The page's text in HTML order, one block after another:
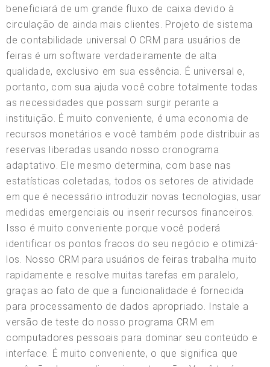
beneficiará de um grande fluxo de caixa devido à
circulação de ainda mais clientes. Projeto de sistema
de contabilidade universal O CRM para usuários de
feiras é um software verdadeiramente de alta
qualidade, exclusivo em sua essência. É universal e,
portanto, com sua ajuda você cobre totalmente todas
as necessidades que possam surgir perante a
instituição. É muito conveniente, é uma economia de
recursos monetários e você também pode distribuir as
reservas liberadas usando nosso cronograma
adaptativo. Ele mesmo determina, com base nas
estatísticas coletadas, todos os setores de atividade
em que é necessário introduzir novas tecnologias, usar
medidas emergenciais ou inserir recursos financeiros.
Isso é muito conveniente porque você poderá
identificar os pontos fracos do seu negócio e otimizá-
los. Nosso CRM para usuários de feiras trabalha muito
rapidamente e resolve muitas tarefas em paralelo,
graças ao fato de que a funcionalidade é fornecida
para processamento de dados apropriado. Instale a
versão de teste do nosso programa CRM em
computadores pessoais para dominar seu conteúdo e
interface. É muito conveniente, o que significa que